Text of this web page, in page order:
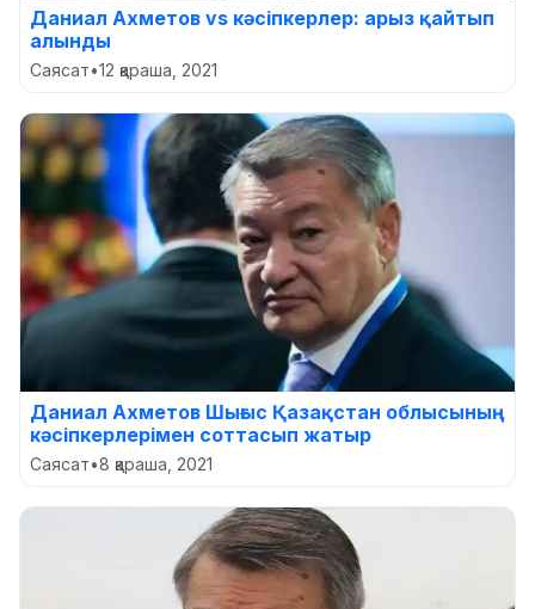
Даниал Ахметов vs кәсіпкерлер: арыз қайтып
алынды
Саясат•12 қараша, 2021
Даниал Ахметов Шығыс Қазақстан облысының
кәсіпкерлерімен соттасып жатыр
Саясат•8 қараша, 2021